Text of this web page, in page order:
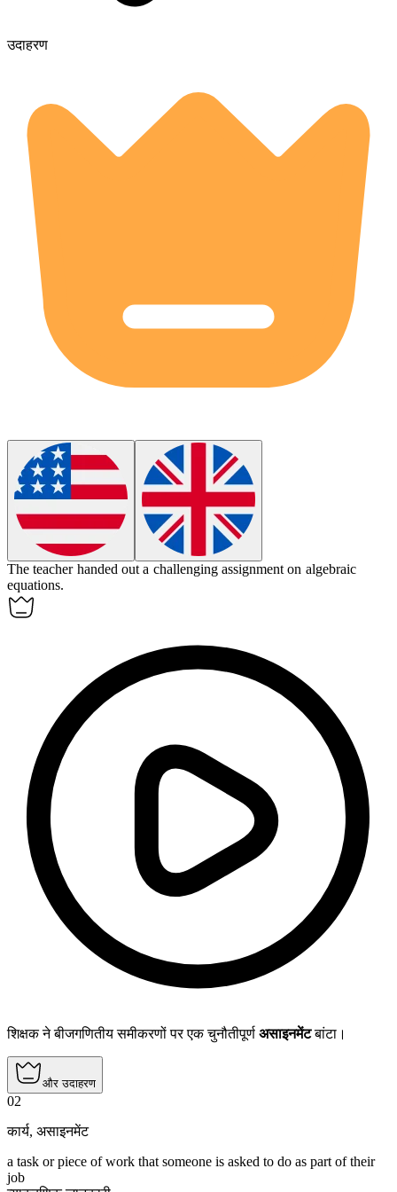
उदाहरण
The teacher handed out a challenging assignment on algebraic
equations.
शिक्षक ने बीजगणितीय समीकरणों पर एक चुनौतीपूर्ण असाइनमेंटबांटा।
और उदाहरण
02
कार्य, असाइनमेंट
a task or piece of work that someone is asked to do as part of their
job